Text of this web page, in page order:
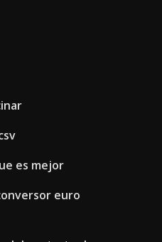
es mejor
euro